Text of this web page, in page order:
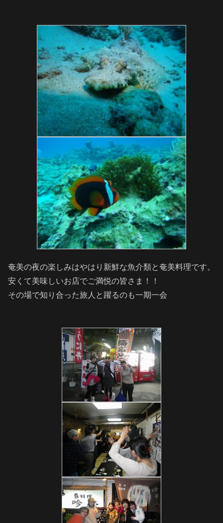
奄美の夜の楽しみはやはり新鮮な魚介類と奄美料理です。
安くて美味しいお店でご満悦の皆さま！！
その場で知り合った旅人と躍るのも一期一会